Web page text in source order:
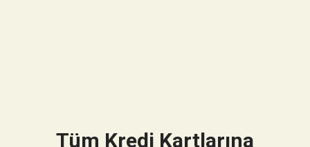
Tüm Kredi Kartlarına